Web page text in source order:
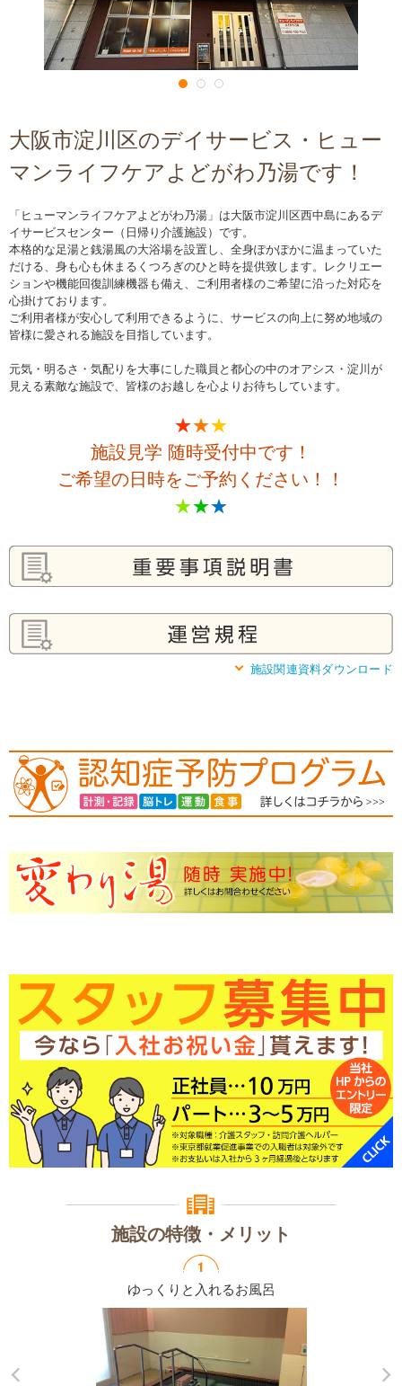
大阪市淀川区のデイサービス・ヒュー
マンライフケアよどがわ乃湯です！
「ヒューマンライフケアよどがわ乃湯」は大阪市淀川区西中島にあるデ
イサービスセンター（日帰り介護施設）です。
本格的な足湯と銭湯風の大浴場を設置し、全身ぽかぽかに温まっていた
だける、身も心も休まるくつろぎのひと時を提供致します。レクリエー
ションや機能回復訓練機器も備え、ご利用者様のご希望に沿った対応を
心掛けております。
ご利用者様が安心して利用できるように、サービスの向上に努め地域の
皆様に愛される施設を目指しています。
元気・明るさ・気配りを大事にした職員と都心の中のオアシス・淀川が
見える素敵な施設で、皆様のお越しを心よりお待ちしています。
★★★
施設見学 随時受付中です！
ご希望の日時をご予約ください！！
★★★
施設関連資料ダウンロード
施設の特徴・メリット
ゆっくりと入れるお風呂